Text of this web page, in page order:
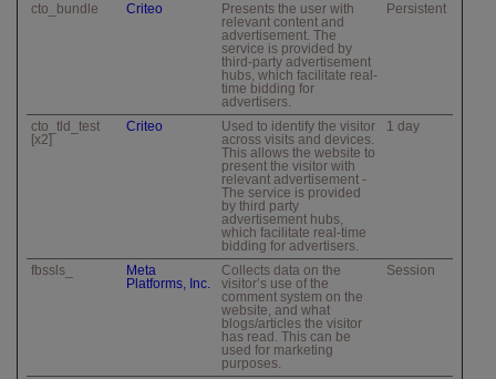
cto_bundle Criteo
Presents the user with
relevant content and
advertisement. The
service is provided by
third-party advertisement
hubs, which facilitate real-
time bidding for
advertisers.
Persistent
cto_tld_test
[x2]
Criteo
Used to identify the visitor
across visits and devices.
This allows the website to
present the visitor with
relevant advertisement -
The service is provided
by third party
advertisement hubs,
which facilitate real-time
bidding for advertisers.
1 day
fbssls_
Meta
Platforms, Inc.
Collects data on the
visitor’s use of the
comment system on the
website, and what
blogs/articles the visitor
has read. This can be
used for marketing
purposes.
Session